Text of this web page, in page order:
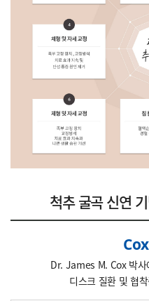
척추 굴곡 신연
Cox
Dr. James M. Cox 박사
디스크 질환 및 협